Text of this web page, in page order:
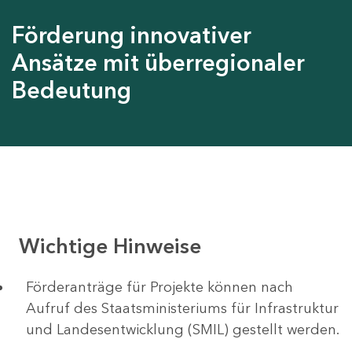
Förderung innovativer
Ansätze mit überregionaler
Bedeutung
Wichtige Hinweise
Förderanträge für Projekte können nach
Aufruf des Staatsministeriums für Infrastruktur
und Landesentwicklung (SMIL) gestellt werden.